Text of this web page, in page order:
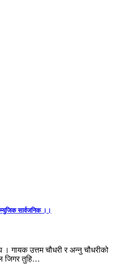
सार्वजनिक ।।
गायक उत्तम चौधरी र अन्नु चौधरीको
जिगर तुहि…